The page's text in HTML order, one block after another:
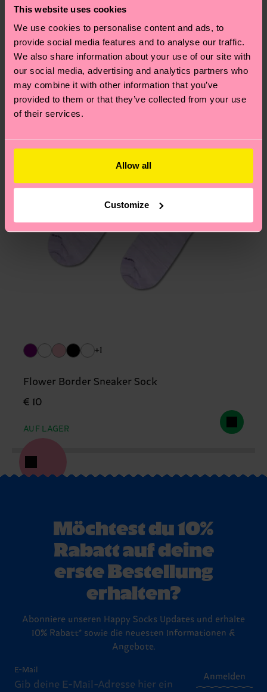
This website uses cookies
We use cookies to personalise content and ads, to
provide social media features and to analyse our traffic.
We also share information about your use of our site with
our social media, advertising and analytics partners who
may combine it with other information that you’ve
provided to them or that they’ve collected from your use
of their services.
Allow all
Customize
findest du auf unsererNachhaltigkeitsseite
deine Bestellung versandt wurde. Bitte bedenke,
dass es sich hierbei um einen Richtwert handelt
und die genaue Lieferzeit von der lokalen Post in
deinem Land abhängt.
Du hast Fragen zu einer Retoure? In unserem
Hilfebereich im ArtikelRetourenfindest du die
am häufigsten gestellten Fragen.
Ähnliche muster
Neuheit
+1
Flower Border Sneaker Sock
€ 10
AUF LAGER
Möchtest du 10%
Rabatt auf deine
erste Bestellung
erhalten?
Abonniere unseren Happy Socks Updates und erhalte
10% Rabatt* sowie die neuesten Informationen &
Angebote.
E-Mail
Anmelden